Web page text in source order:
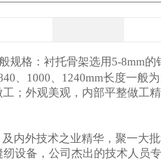
规格：衬托骨架选用5-8mm
、1000、1240mm长度一般为
；外观美观，内部平整做工
内外技术之业精华，聚一大
设备，公司杰出的技术人员